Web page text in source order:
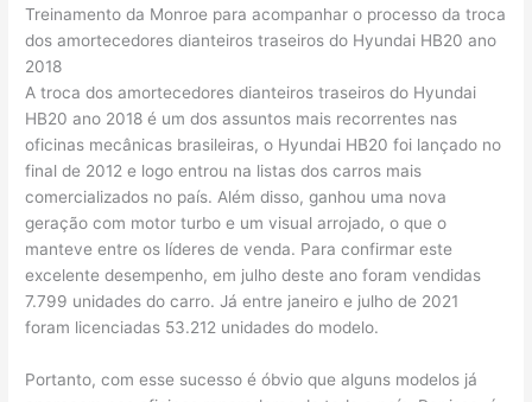
Treinamento da Monroe para acompanhar o processo da troca
dos amortecedores dianteiros traseiros do Hyundai HB20 ano
2018
A troca dos amortecedores dianteiros traseiros do Hyundai
HB20 ano 2018 é um dos assuntos mais recorrentes nas
oficinas mecânicas brasileiras, o Hyundai HB20 foi lançado no
final de 2012 e logo entrou na listas dos carros mais
comercializados no país. Além disso, ganhou uma nova
geração com motor turbo e um visual arrojado, o que o
manteve entre os líderes de venda. Para confirmar este
excelente desempenho, em julho deste ano foram vendidas
7.799 unidades do carro. Já entre janeiro e julho de 2021
foram licenciadas 53.212 unidades do modelo.
Portanto, com esse sucesso é óbvio que alguns modelos já